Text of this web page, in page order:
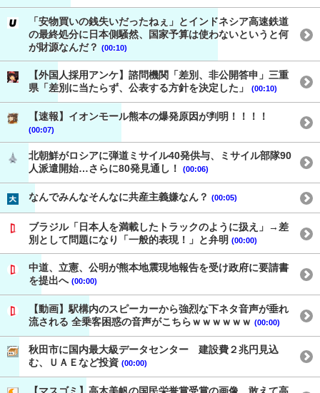
「安物買いの銭失いだったねぇ」とインドネシア高速鉄道
の最終処分に日本側騒然、国家予算は使わないというと何
が財源なんだ？ (00:10)
【外国人採用アンケ】諮問機関「差別、非公開答申」三重
県「差別に当たらず、公表する方針を決定した」
(00:10)
【速報】イオンモール熊本の爆発原因が判明！！！！
(00:07)
北朝鮮がロシアに弾道ミサイル40発供与、ミサイル部隊90
人派遣開始…さらに80発見通し！
(00:06)
なんでみんなそんなに共産主義嫌なん？ (00:05)
ブラジル「日本人を満載したトラックのように扱え」→差
別として問題になり「一般的表現！」と弁明 (00:00)
中道、立憲、公明が熊本地震現地報告を受け政府に要請書
を提出へ (00:00)
【動画】駅構内のスピーカーから強烈な下ネタ音声が垂れ
流される 全乗客困惑の音声がこちらｗｗｗｗｗｗ (00:00)
秋田市に国内最大級データセンター 建設費２兆円見込
む、ＵＡＥなど投資 (00:00)